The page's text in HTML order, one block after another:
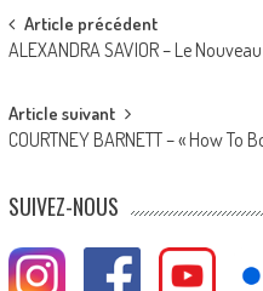
Post
navigation
Article précédent
ALEXANDRA SAVIOR – Le
Article suivant
COURTNEY BARNETT – « How To
SUIVEZ-NOUS